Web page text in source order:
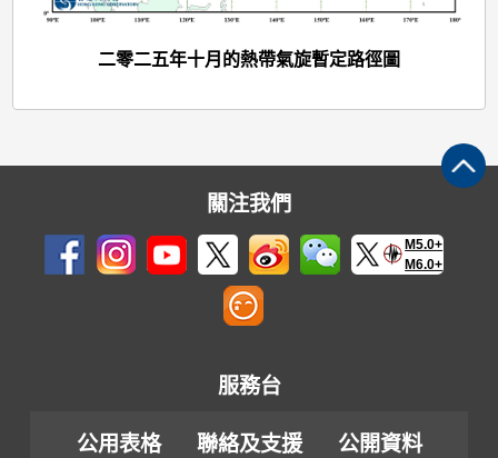
二零二五年十月的熱帶氣旋暫定路徑圖
關注我們
M5.0+
M6.0+
服務台
公用表格 聯絡及支援
公開資料